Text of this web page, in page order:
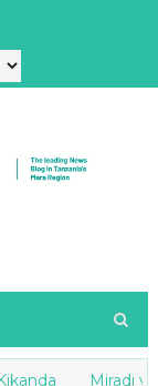
Miradi ya CSR